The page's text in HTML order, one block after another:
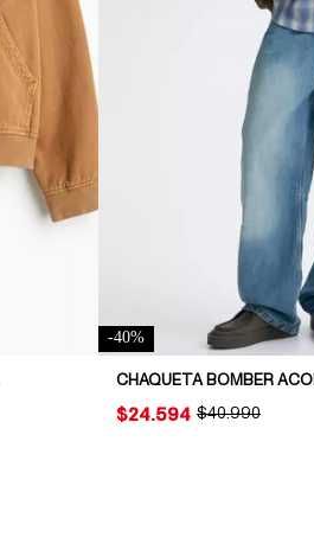
-40%
ORIGINAL PRICE:
$40.990
PRICE:
$24.594